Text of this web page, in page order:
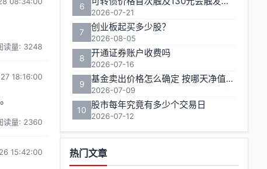
读量: 3248
18:16:00
读量: 2360
15:42:00
6
2026-07-21
7 创业板起买多少股？
2026-08-05
8 开通证券账户收费吗
2026-07-16
9 基金卖出价格怎么确定 按哪天净值计算
2026-07-09
10 股市每年究竟有多少个交易日
2026-07-12
热门文章